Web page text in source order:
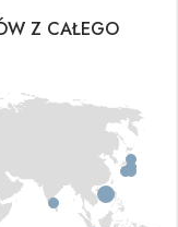
Z CAŁEGO